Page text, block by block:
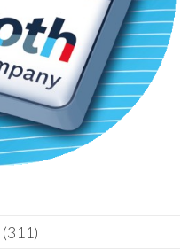
311